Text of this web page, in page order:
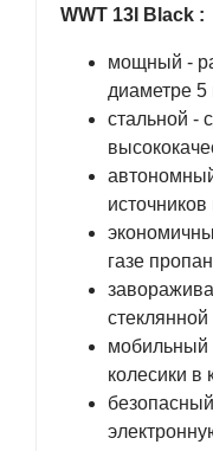
WWT 13I Black :
мощный -
диаметре 5
стальной -
источников
газе
мобильный
колесики в